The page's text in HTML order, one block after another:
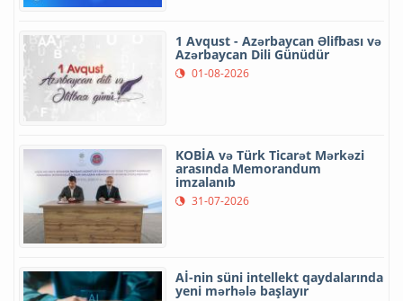
1 Avqust - Azərbaycan Əlifbası və
Azərbaycan Dili Günüdür
01-08-2026
KOBİA və Türk Ticarət Mərkəzi
arasında Memorandum
imzalanıb
31-07-2026
Aİ-nin süni intellekt qaydalarında
yeni mərhələ başlayır